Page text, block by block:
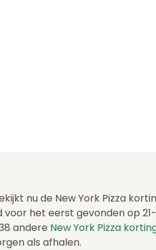
nu de New York Pizza
voor het eerst gevonden op
andere New York Pizza
als afhalen.